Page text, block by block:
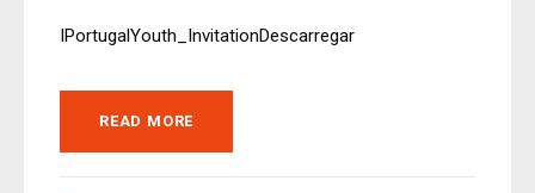
IPortugalYouth_InvitationDescarregar
READ MORE